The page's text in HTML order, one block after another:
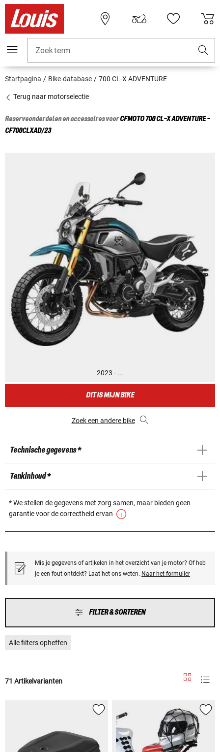
Zoekterm
Startpagina Bike-database 700 CL-X ADVENTURE
Terug naar motorselectie
Reserveonderdelen en accessoires voorCFMOTO700 CL-X ADVENTURE -
CF700CLXAD/23
2023 - ...
DIT IS MIJN BIKE
Zoek een andere bike
Technische gegevens *
Tankinhoud *
* We stellen de gegevens met zorg samen, maar bieden geen
garantie voor de correctheid ervan
Mis je gegevens of artikelen in het overzicht van je motor? Of heb
je een fout ontdekt? Laat het ons weten. Naar het formulier
FILTER & SORTEREN
Alle filters opheffen
71 Artikelvarianten